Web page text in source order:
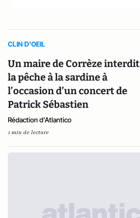
CLIN D'OEIL
Un maire de Corrèze interdit
la pêche à la sardine à
l’occasion d’un concert de
Patrick Sébastien
Rédaction d'Atlantico
1 min de lecture